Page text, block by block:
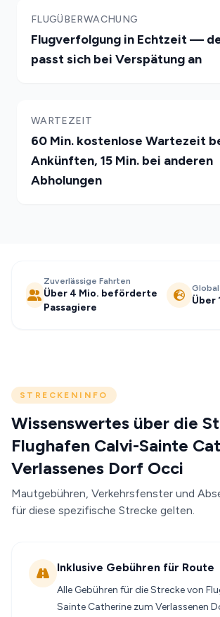
FLUGÜBERWACHUNG
Flugverfolgung in Echtzeit —
passt sich bei Verspätung an
WARTEZEIT
60 Min. kostenlose Wartezeit
Ankünften, 15 Min. bei anderen
Abholungen
Zuverlässige Fahrten
Über 4 Mio. beförderte
Passagiere
Über
STRECKENINFO
Wissenswertes über die
Flughafen Calvi-Sainte
Verlassenes Dorf Occi
Mautgebühren, Verkehrsfenster und
für diese spezifische Strecke gelten.
Inklusive Gebühren für Route
Alle Gebühren für die Strecke von
Sainte Catherine zum Verlassenen